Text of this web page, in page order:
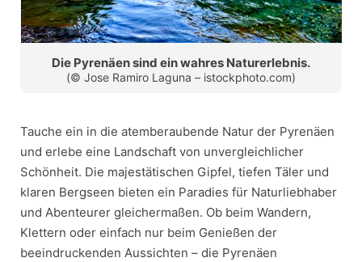
Die Pyrenäen sind ein wahres Naturerlebnis.
(© Jose Ramiro Laguna – istockphoto.com)
Tauche ein in die atemberaubende Natur der Pyrenäen
und erlebe eine Landschaft von unvergleichlicher
Schönheit. Die majestätischen Gipfel, tiefen Täler und
klaren Bergseen bieten ein Paradies für Naturliebhaber
und Abenteurer gleichermaßen. Ob beim Wandern,
Klettern oder einfach nur beim Genießen der
beeindruckenden Aussichten – die Pyrenäen